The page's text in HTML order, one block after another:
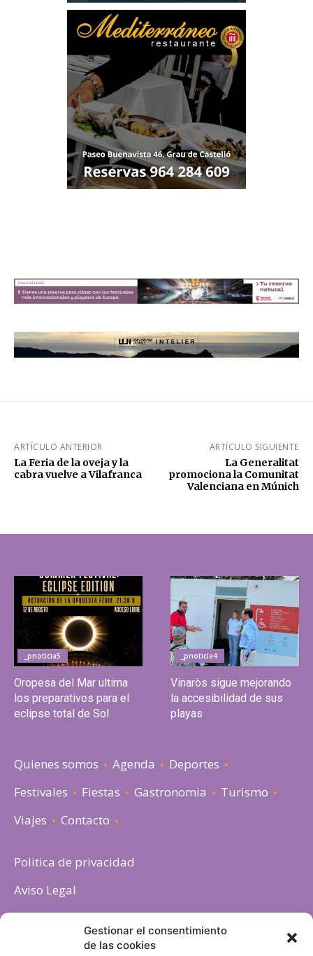
Gestionar el consentimiento
de las cookies
ARTÍCULO ANTERIOR
La Feria de la oveja y la
cabra vuelve a Vilafranca
ARTÍCULO SIGUIENTE
La Generalitat
promociona la Comunitat
Valenciana en Múnich
_pnoticia5
Oropesa del Mar ultima
los preparativos para el
eclipse total de Sol
_pnoticia4
Vinaròs sigue mejorando
la accesibilidad de sus
playas
Quienes somos Agenda
Deportes
Festivales
Fiestas Gastronomia
Turismo
Viajes
Contacto
Politica de privacidad
Aviso Legal
Política de cookies